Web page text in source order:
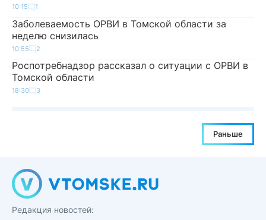
10:15 1
Заболеваемость ОРВИ в Томской области за
неделю снизилась
10:55 2
Роспотребнадзор рассказал о ситуации с ОРВИ в
Томской области
18:30 3
Раньше
Редакция новостей: